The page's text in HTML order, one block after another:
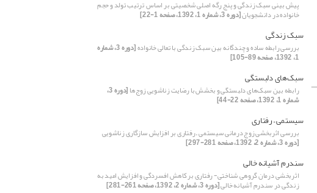
پیش بینی سبک زندگی و پنج رگه اصلی شخصیتی بر اساس ترتیب تولد و حجم
خانواده در دانشجویان[دوره 3، شماره 1، 1392، صفحه 1-22]
سبک زندگی
بررسی رابطه ساده و چندگانه بین سبک زندگی با تعالی خانواده [دوره 3، شماره
1، 1392، صفحه 89-105]
سبک‌های دلبستگی
رابطه بین سبک‌های دلبستگی و بخشش با رضایت زناشویی زوج‌ها [دوره 3،
شماره 1، 1392، صفحه 22-44]
سیستمی – رفتاری
بررسی اثربخشی زوج درمانی سیستمی – رفتاری بر افزایش سازگاری زناشویی
[دوره 3، شماره 2، 1392، صفحه 281-297]
سندرم آشیانه خالی
اثربخشی درمان گروهی شناختی- رفتاری بر کاهش افسردگی و افزایش امید به
زندگی در سندرم آشیانه خالی[دوره 3، شماره 2، 1392، صفحه 261-281]